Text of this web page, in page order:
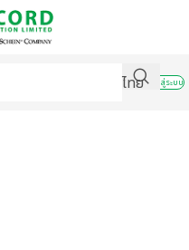
ไทย
เข้าสู่ระบบ